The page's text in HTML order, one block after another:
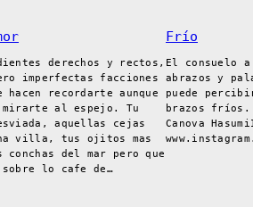
derechos y rectos,
imperfectas facciones
recordarte aunque
mirarte al espejo. Tu
aquellas cejas
villa, tus ojitos mas
conchas del mar pero que
sobre lo cafe de…
Frío
El consuelo
abrazos y
puede
brazos fríos.
Canova